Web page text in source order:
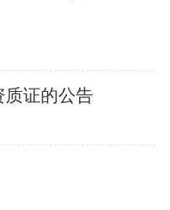
质证的公告